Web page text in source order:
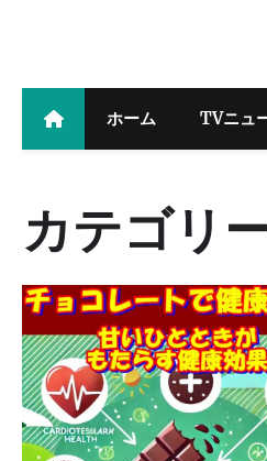
ホーム TVニュ
カテゴリ